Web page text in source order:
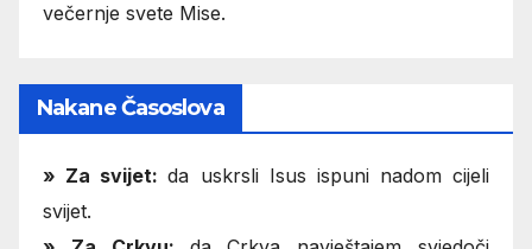
večernje svete Mise.
Nakane Časoslova
» Za svijet:da uskrsli Isus ispuni nadom cijeli
svijet.